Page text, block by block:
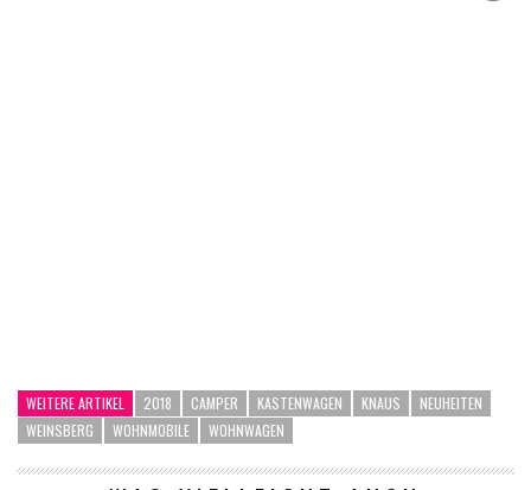
WEITERE ARTIKEL 2018 CAMPER KASTENWAGEN KNAUS
NEUHEITEN
WEINSBERG
WOHNMOBILE WOHNWAGEN